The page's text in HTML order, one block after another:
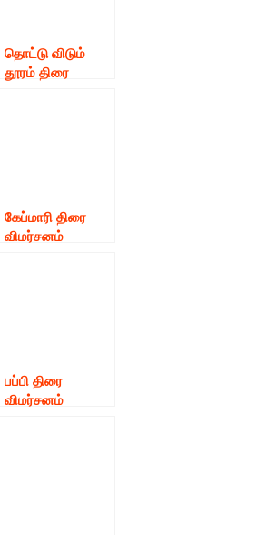
தொட்டு விடும்
தூரம் திரை
கேப்மாரி திரை
விமர்சனம்
பப்பி திரை
விமர்சனம்